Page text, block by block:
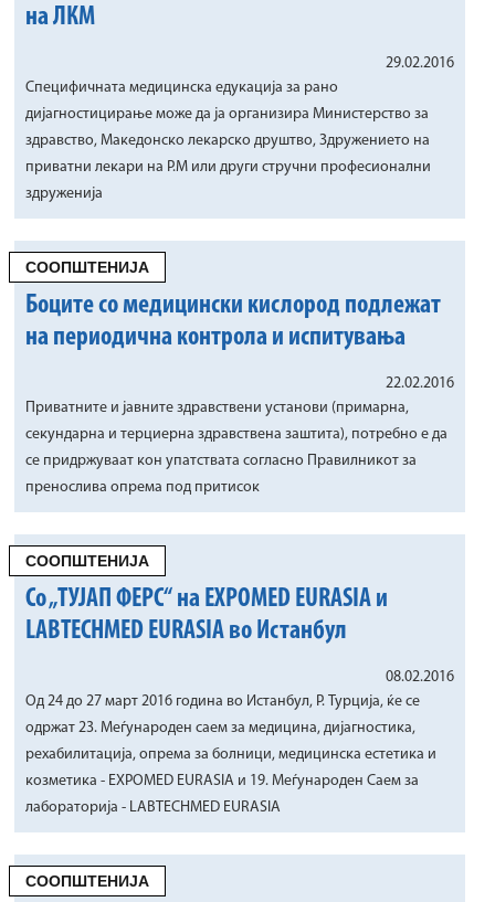
на ЛКМ
29.02.2016
Специфичната медицинска едукација за рано
дијагностицирање може да ја организира Министерство за
здравство, Македонско лекарско друштво, Здружението на
приватни лекари на Р.М или други стручни професионални
здруженија
СООПШТЕНИЈА
Боците со медицински кислород подлежат
на периодична контрола и испитувања
22.02.2016
Приватните и јавните здравствени установи (примарна,
секундарна и терциерна здравствена заштита), потребно е да
се придржуваат кон упатствата согласно Правилникот за
пренослива опрема под притисок
СООПШТЕНИЈА
Со „ТУЈАП ФЕРС“ на EXPOMED EURASIA и
LABTECHMED EURASIA во Истанбул
08.02.2016
Од 24 до 27 март 2016 година во Истанбул, Р. Турција, ќе се
одржат 23. Меѓународен саем за медицина, дијагностика,
рехабилитација, опрема за болници, медицинска естетика и
козметика - EXPOMED EURASIA и 19. Меѓународен Саем за
лабораторија - LABTECHMED EURASIA
СООПШТЕНИЈА